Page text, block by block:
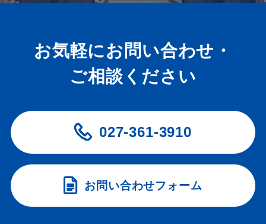
お気軽にお問い合わせ・
ご相談ください
027-361-3910
お問い合わせフォーム